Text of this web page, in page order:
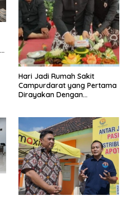
Hari Jadi Rumah Sakit
Campurdarat yang Pertama
Dirayakan Dengan
Seluruh Karyawan